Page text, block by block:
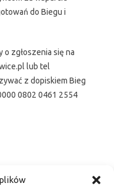
do Biegu i
o zgłoszenia się na
lub tel
z dopiskiem Bieg
0802 0461 2554